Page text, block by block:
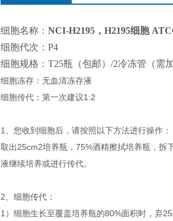
细胞名称： NCI-H2195，H2195细胞
细胞代次：P4
细胞规格：T25瓶（包邮）/2冷冻管（需
细胞冻存：无血清冻存液
细胞传代：第一次建议1:2
1、您收到细胞后，请按照以下方法进行操作：
取出25cm2培养瓶，75%酒精擦拭培养瓶，
液继续培养或进行传代。
2、细胞传代：
1）细胞生长至覆盖培养瓶的80%面积时，弃